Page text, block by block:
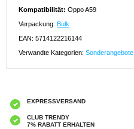
Kompatibilität: Oppo A59
Verpackung: Bulk
EAN: 5714122216144
Verwandte Kategorien: Sonderangebote
EXPRESSVERSAND
CLUB TRENDY
7% RABATT ERHALTEN